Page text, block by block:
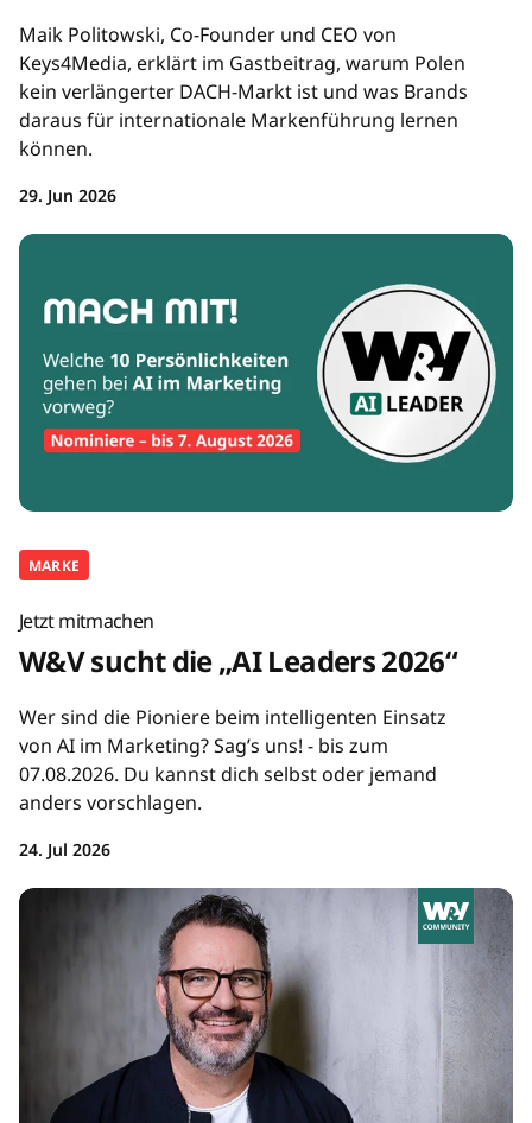
Maik Politowski, Co-Founder und CEO von
Keys4Media, erklärt im Gastbeitrag, warum Polen
kein verlängerter DACH-Markt ist und was Brands
daraus für internationale Markenführung lernen
können.
29. Jun 2026
MARKE
Jetzt mitmachen
W&V sucht die „AI Leaders 2026“
Wer sind die Pioniere beim intelligenten Einsatz
von AI im Marketing? Sag’s uns! - bis zum
07.08.2026. Du kannst dich selbst oder jemand
anders vorschlagen.
24. Jul 2026